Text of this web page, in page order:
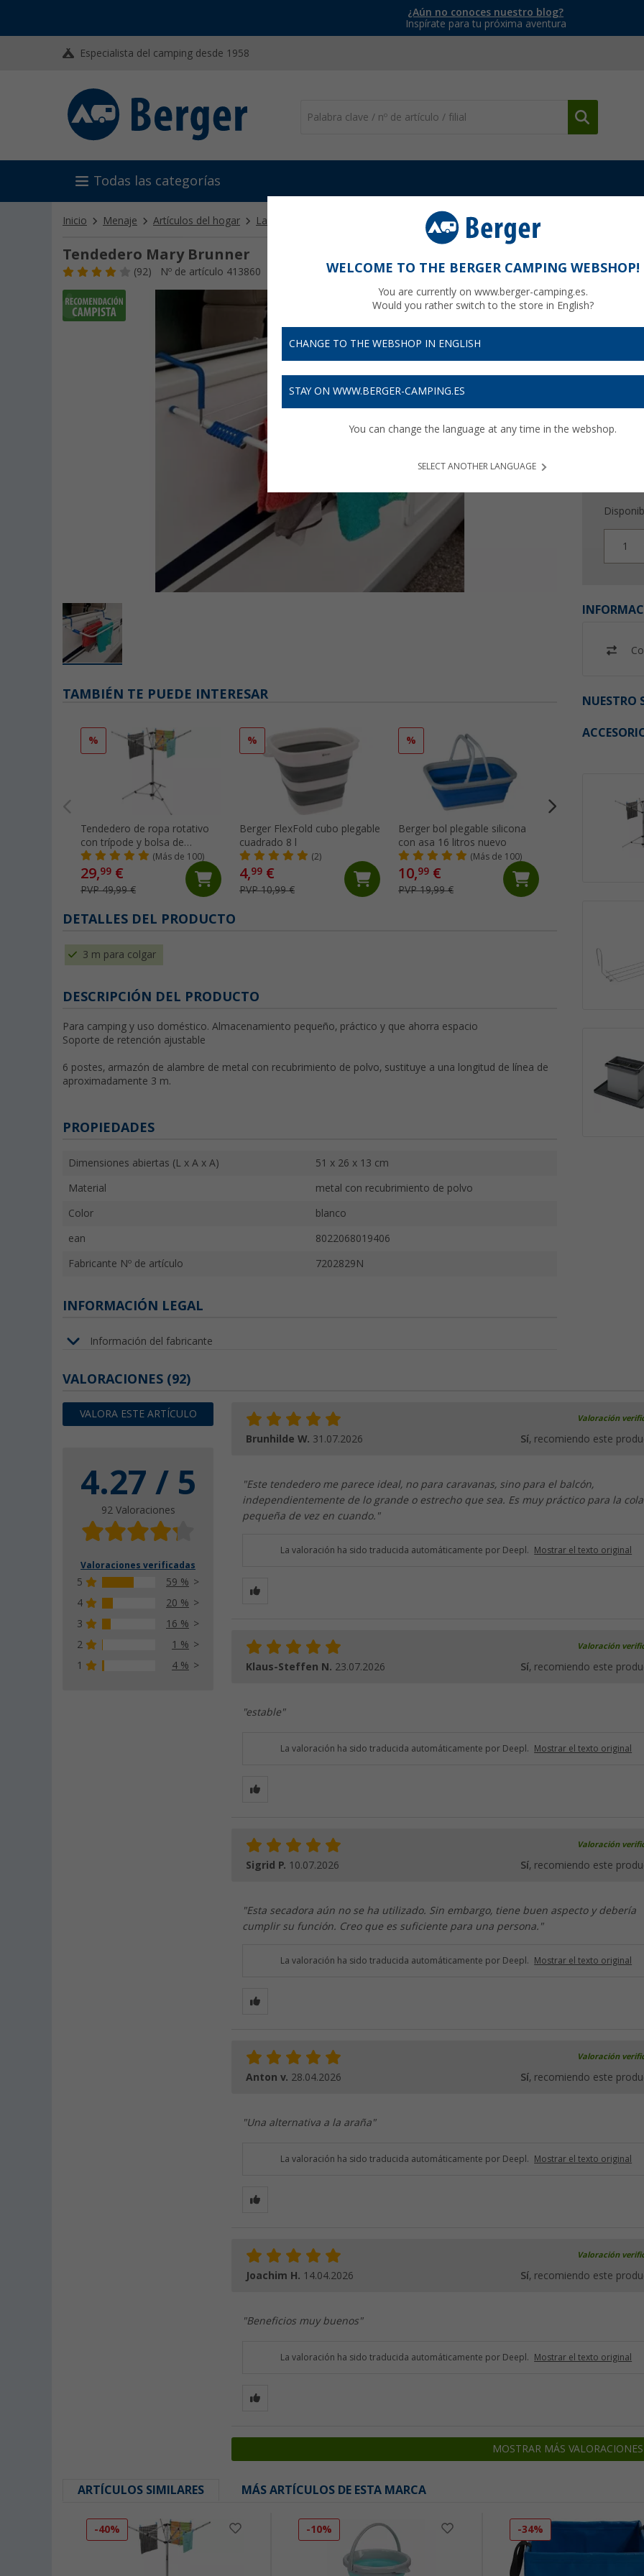
¿Aún no conoces nuestro blog?
Inspírate para tu próxima aventura
Especialista del camping desde 1958
Todas las categorías
Inicio Menaje Artículos del hogar Lavandería y limpieza Tendedero Mary Brunner
Tendedero Mary Brunner
(92) Nº de artículo 413860
Precios
1
NUESTRO
TAMBIÉN TE PUEDE INTERESAR
%
Tendedero de ropa rotativo
con trípode y bolsa de
almacenaje color plateado
(Más de 100)
29,99 €
PVP 49,99 €
%
Berger FlexFold cubo plegable
cuadrado 8 l
(2)
4,99 €
PVP 10,99 €
%
Berger bol plegable silicona
con asa 16 litros nuevo
(Más de 100)
10,99 €
PVP 19,99 €
salida de agua 30
DETALLES DEL PRODUCTO
3 m para colgar
DESCRIPCIÓN DEL PRODUCTO
Para camping y uso doméstico. Almacenamiento pequeño, práctico y que ahorra espacio
Soporte de retención ajustable
6 postes, armazón de alambre de metal con recubrimiento de polvo, sustituye a una longitud de línea de
aproximadamente 3 m.
PROPIEDADES
Dimensiones abiertas (L x A x A) 51 x 26 x 13 cm
Material metal con recubrimiento de polvo
Color blanco
ean 8022068019406
Fabricante Nº de artículo 7202829N
INFORMACIÓN LEGAL
Información del fabricante
VALORACIONES (92)
VALORA ESTE ARTÍCULO
4.27 / 5
92 Valoraciones
Valoraciones verificadas
5
59 %
4
20 %
3
16 %
2
1 %
1
4 %
Valoración
Brunhilde W. 31.07.2026 Sí, recomiendo este
"Este tendedero me parece ideal, no para caravanas, sino para el balcón,
independientemente de lo grande o estrecho que sea. Es muy práctico para la
pequeña de vez en cuando."
La valoración ha sido traducida automáticamente por Deepl. Mostrar el texto original
Valoración
Klaus-Steffen N. 23.07.2026 Sí, recomiendo este
"estable"
La valoración ha sido traducida automáticamente por Deepl. Mostrar el texto original
Valoración
Sigrid P. 10.07.2026 Sí, recomiendo este
"Esta secadora aún no se ha utilizado. Sin embargo, tiene buen aspecto y debería
cumplir su función. Creo que es suficiente para una persona."
La valoración ha sido traducida automáticamente por Deepl. Mostrar el texto original
Valoración
Anton v. 28.04.2026 Sí, recomiendo este
"Una alternativa a la araña"
La valoración ha sido traducida automáticamente por Deepl. Mostrar el texto original
Valoración
Joachim H. 14.04.2026 Sí, recomiendo este
"Beneficios muy buenos"
La valoración ha sido traducida automáticamente por Deepl. Mostrar el texto original
MOSTRAR MÁS VALORACIONES
ARTÍCULOS SIMILARES MÁS ARTÍCULOS DE ESTA MARCA
-40% -10% -34%
WELCOME TO THE BERGER CAMPING WEBSHOP!
You are currently on www.berger-camping.es.
Would you rather switch to the store in English?
CHANGE TO THE WEBSHOP IN ENGLISH
STAY ON WWW.BERGER-CAMPING.ES
You can change the language at any time in the webshop.
SELECT ANOTHER LANGUAGE